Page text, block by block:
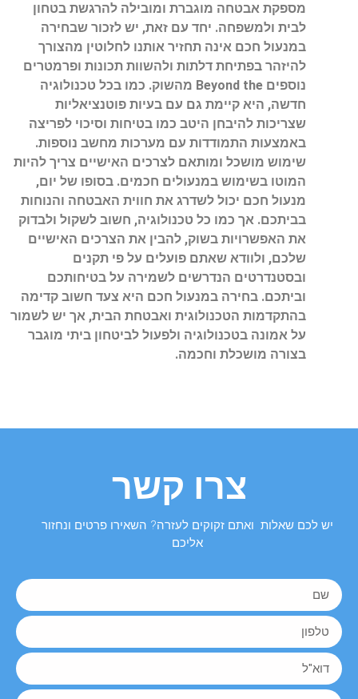
מספקת אבטחה מוגברת ומובילה להרגשת בטחון
לבית ולמשפחה. יחד עם זאת, יש לזכור שבחירה
במנעול חכם אינה תחזיר אותנו לחלוטין מהצורך
להיזהר בפתיחת דלתות ולהשוות תכונות ופרמטרים
נוספים Beyond the מהשוק. כמו בכל טכנולוגיה
חדשה, היא קיימת גם עם בעיות פוטנציאליות
שצריכות להיבחן היטב כמו בטיחות וסיכוי לפריצה
באמצעות התמודדות עם מערכות מחשב נוספות.
שימוש מושכל ומותאם לצרכים האישיים צריך להיות
המוטו בשימוש במנעולים חכמים. בסופו של יום,
מנעול חכם יכול לשדרג את חווית האבטחה והנוחות
בביתכם. אך כמו כל טכנולוגיה, חשוב לשקול ולבדוק
את האפשרויות בשוק, להבין את הצרכים האישיים
שלכם, ולוודא שאתם פועלים על פי תקנים
ובסטנדרטים הנדרשים לשמירה על בטיחותכם
וביתכם. בחירה במנעול חכם היא צעד חשוב קדימה
בהתקדמות הטכנולוגית ואבטחת הבית, אך יש לשמור
על אמונה בטכנולוגיה ולפעול לביטחון ביתי מוגבר
בצורה מושכלת וחכמה.
צרו קשר
יש לכם שאלות ואתם זקוקים לעזרה? השאירו פרטים ונחזור
אליכם